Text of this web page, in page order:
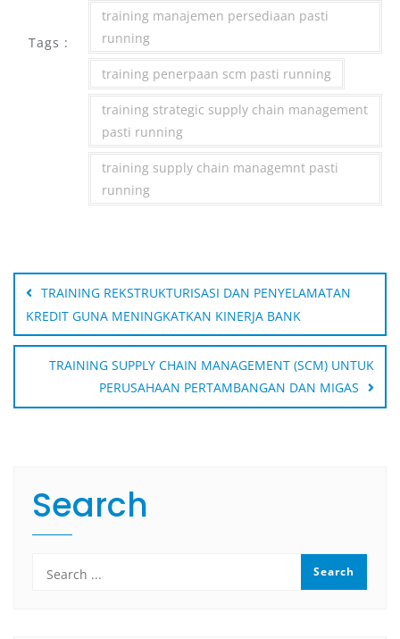
Tags :
training manajemen persediaan pasti
running
training penerpaan scm pasti running
training strategic supply chain management
pasti running
training supply chain managemnt pasti
running
Post
navigation
TRAINING REKSTRUKTURISASI DAN PENYELAMATAN
KREDIT GUNA MENINGKATKAN KINERJA BANK
TRAINING SUPPLY CHAIN MANAGEMENT (SCM) UNTUK
PERUSAHAAN PERTAMBANGAN DAN MIGAS
Search